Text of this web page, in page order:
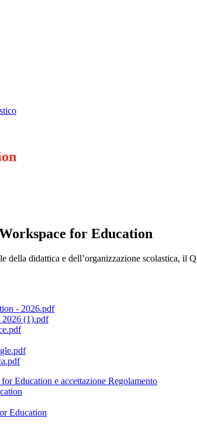
for Education
della didattica e dell’organizzazione scolastica,
- 2026.pdf
(1).pdf
Education e accettazione Regolamento
Education